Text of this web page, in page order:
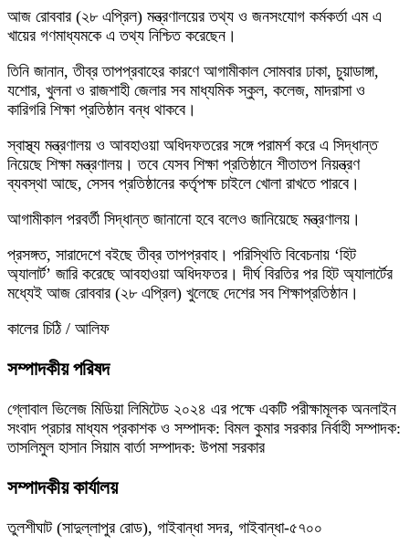
আজ রোববার (২৮ এপ্রিল) মন্ত্রণালয়ের তথ্য ও জনসংযোগ কর্মকর্তা এম এ
খায়ের গণমাধ্যমকে এ তথ্য নিশ্চিত করেছেন।
তিনি জানান, তীব্র তাপপ্রবাহের কারণে আগামীকাল সোমবার ঢাকা, চুয়াডাঙ্গা,
যশোর, খুলনা ও রাজশাহী জেলার সব মাধ্যমিক স্কুল, কলেজ, মাদরাসা ও
কারিগরি শিক্ষা প্রতিষ্ঠান বন্ধ থাকবে।
স্বাস্থ্য মন্ত্রণালয় ও আবহাওয়া অধিদফতরের সঙ্গে পরামর্শ করে এ সিদ্ধান্ত
নিয়েছে শিক্ষা মন্ত্রণালয়। তবে যেসব শিক্ষা প্রতিষ্ঠানে শীতাতপ নিয়ন্ত্রণ
ব্যবস্থা আছে, সেসব প্রতিষ্ঠানের কর্তৃপক্ষ চাইলে খোলা রাখতে পারবে।
আগামীকাল পরবর্তী সিদ্ধান্ত জানানো হবে বলেও জানিয়েছে মন্ত্রণালয়।
প্রসঙ্গত, সারাদেশে বইছে তীব্র তাপপ্রবাহ। পরিস্থিতি বিবেচনায় ‘হিট
অ্যালার্ট’ জারি করেছে আবহাওয়া অধিদফতর। দীর্ঘ বিরতির পর হিট অ্যালার্টের
মধ্যেই আজ রোববার (২৮ এপ্রিল) খুলেছে দেশের সব শিক্ষাপ্রতিষ্ঠান।
কালের চিঠি / আলিফ
সম্পাদকীয় পরিষদ
গ্লোবাল ভিলেজ মিডিয়া লিমিটেড ২০২৪ এর পক্ষে একটি পরীক্ষামূলক অনলাইন
সংবাদ প্রচার মাধ্যম প্রকাশক ও সম্পাদক: বিমল কুমার সরকার নির্বাহী সম্পাদক:
তাসলিমুল হাসান সিয়াম বার্তা সম্পাদক: উপমা সরকার
সম্পাদকীয় কার্যালয়
তুলশীঘাট (সাদুল্লাপুর রোড), গাইবান্ধা সদর, গাইবান্ধা-৫৭০০